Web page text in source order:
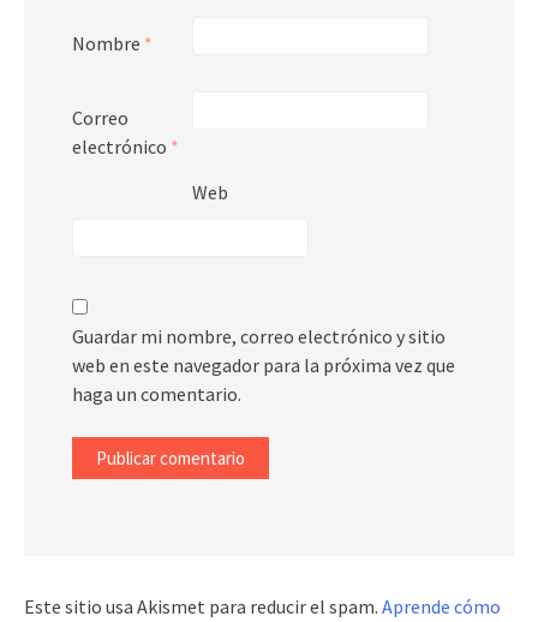
Nombre *
Correo
electrónico *
Web
Guardar mi nombre, correo electrónico y sitio
web en este navegador para la próxima vez que
haga un comentario.
Este sitio usa Akismet para reducir el spam. Aprende cómo